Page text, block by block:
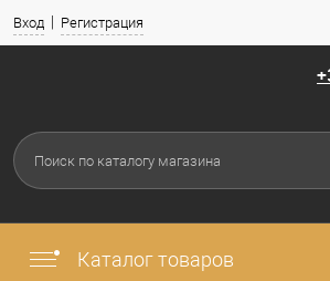
Вход Регистрация
Каталог товаров